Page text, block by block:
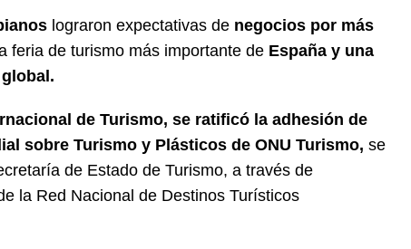
lograron expectativas de negocios por más
feria de turismo más importante de España y una
de Turismo, se ratificó la adhesión de
sobre Turismo y Plásticos de ONU Turismo, se
de Estado de Turismo, a través de
la Red Nacional de Destinos Turísticos